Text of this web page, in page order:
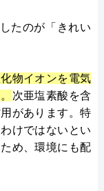
たのが「きれい
物イオンを電気
次亜塩素酸を含
があります。特
けではないとい
め、環境にも配